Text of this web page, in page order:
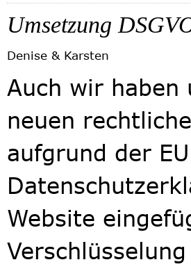
Umsetzung
Denise & Karsten
Auch wir
neuen
aufgrund der
Website